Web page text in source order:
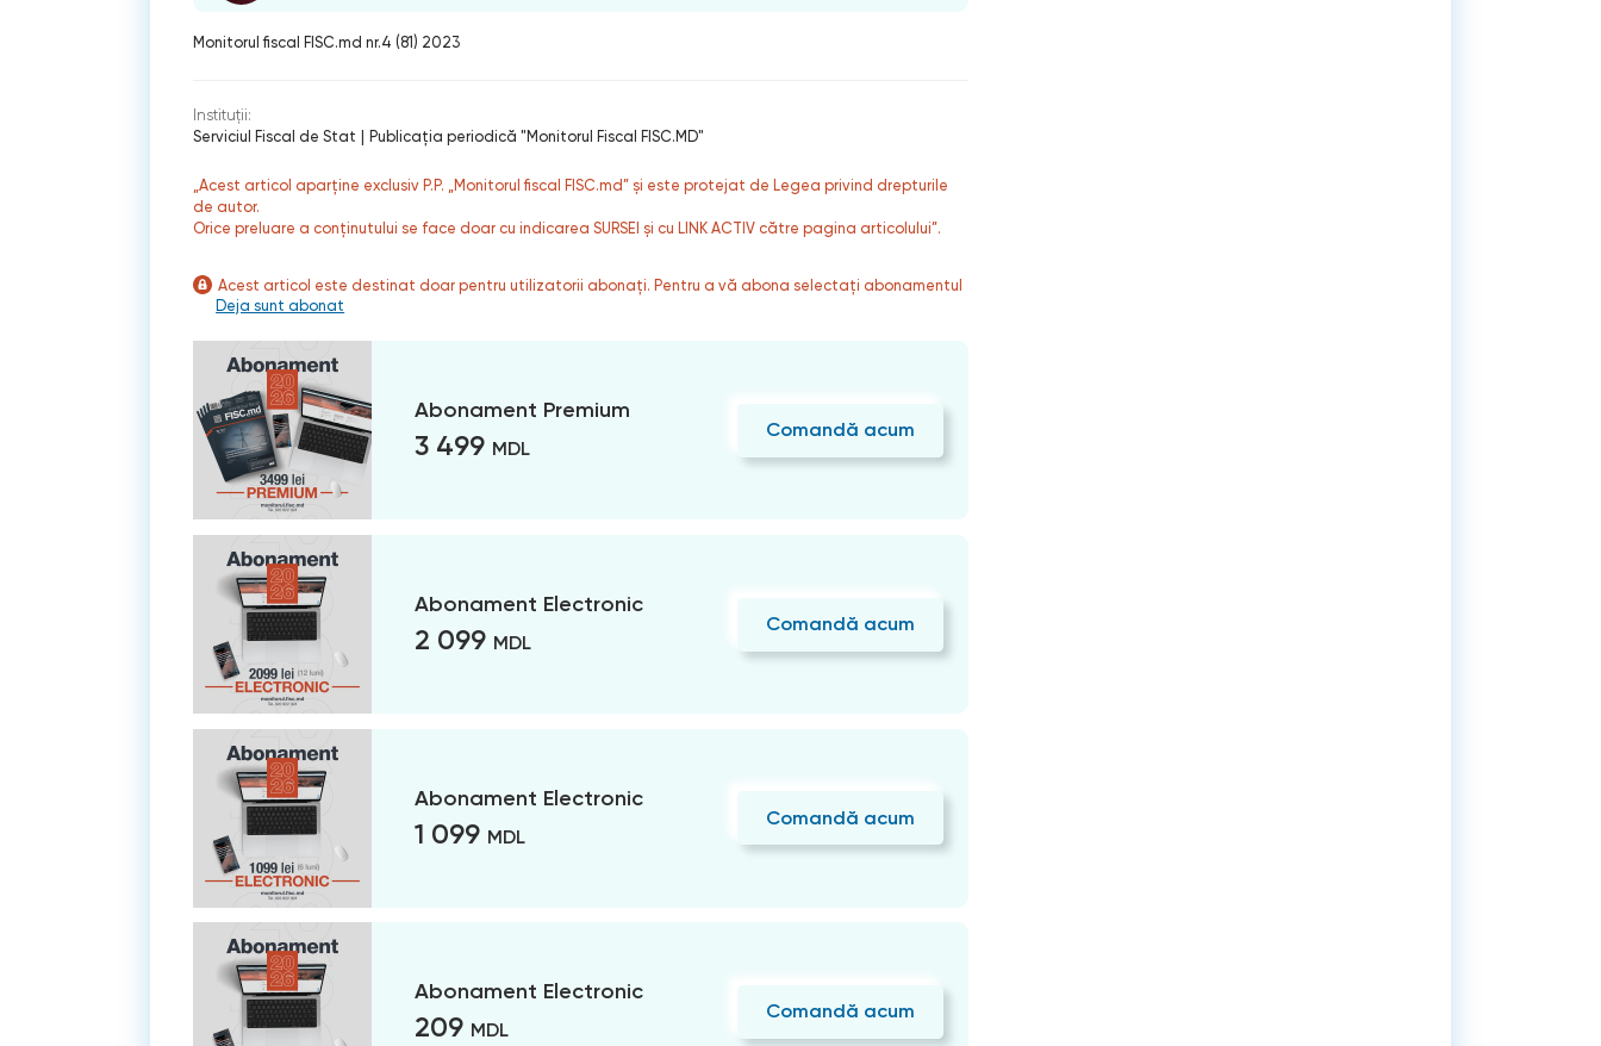
Monitorul fiscal FISC.md nr.4 (81) 2023
Instituții:
Serviciul Fiscal de Stat
Publicaţia periodică "Monitorul Fiscal FISC.MD"
„Acest articol aparține exclusiv P.P. „Monitorul fiscal FISC.md” și este protejat de Legea privind drepturile
de autor.
Orice preluare a conținutului se face doar cu indicarea SURSEI și cu LINK ACTIV către pagina articolului”.
Acest articol este destinat doar pentru utilizatorii abonați. Pentru a vă abona selectați abonamentul
Deja sunt abonat
Abonament Premium
3 499 MDL
Comandă acum
Abonament Electronic
2 099 MDL
Comandă acum
Abonament Electronic
1 099 MDL
Comandă acum
Abonament Electronic
209 MDL
Comandă acum